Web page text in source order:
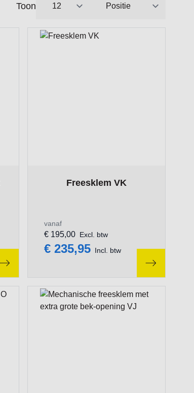
Toon
per pagina Sorteer op
Freesklem VK
vanaf
€ 235,95 Incl. btw
€ 195,00 Excl. btw